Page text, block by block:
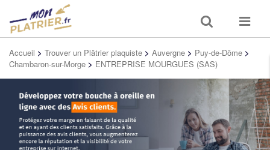
Toggle
search
Toggle
Accueil > Trouver un Plâtrier plaquiste > Auvergne > Puy-de-Dôme >
Chambaron-sur-Morge > ENTREPRISE MOURGUES (SAS)